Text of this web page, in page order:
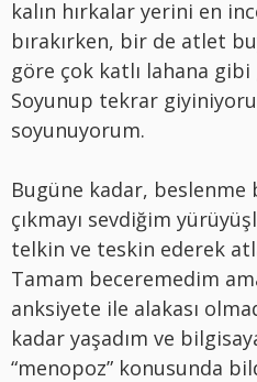
kalın hırkalar yerini en
bırakırken, bir de atlet
göre çok katlı lahana
Soyunup tekrar
soyunuyorum.
Bugüne kadar,
çıkmayı sevdiğim
telkin ve teskin ederek
Tamam beceremedim
anksiyete ile alakası
kadar yaşadım ve
“menopoz” konusunda